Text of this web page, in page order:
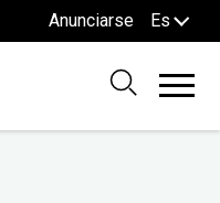
Anunciarse Es